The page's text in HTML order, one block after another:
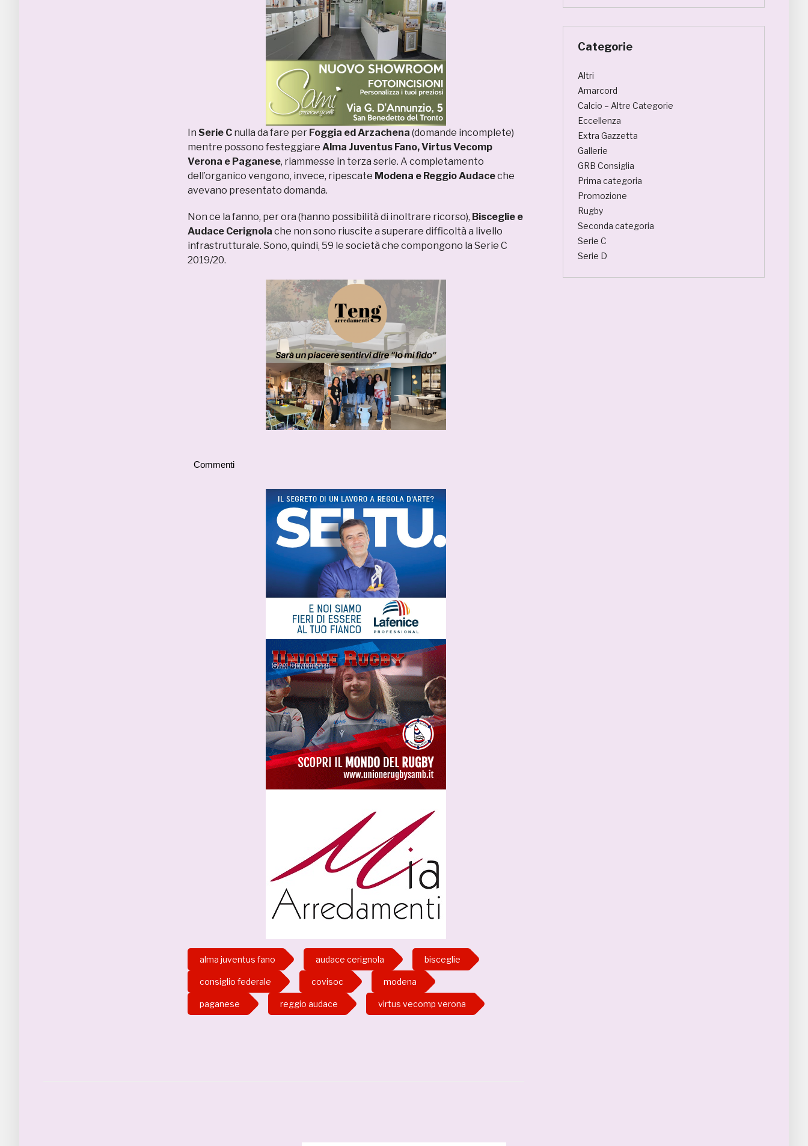
In Serie C nulla da fare per Foggia ed Arzachena (domande incomplete)
mentre possono festeggiare Alma Juventus Fano, Virtus Vecomp
Verona e Paganese, riammesse in terza serie. A completamento
dell’organico vengono, invece, ripescate Modena e Reggio Audaceche
avevano presentato domanda.
Non ce la fanno, per ora (hanno possibilità di inoltrare ricorso), Bisceglie e
Audace Cerignola che non sono riuscite a superare difficoltà a livello
infrastrutturale. Sono, quindi, 59 le società che compongono la Serie C
2019/20.
Commenti
alma juventus fano audace cerignola bisceglie
consiglio federale covisoc modena
paganese reggio audace virtus vecomp verona
Categorie
Altri
Amarcord
Calcio – Altre Categorie
Eccellenza
Extra Gazzetta
Gallerie
GRB Consiglia
Prima categoria
Promozione
Rugby
Seconda categoria
Serie C
Serie D